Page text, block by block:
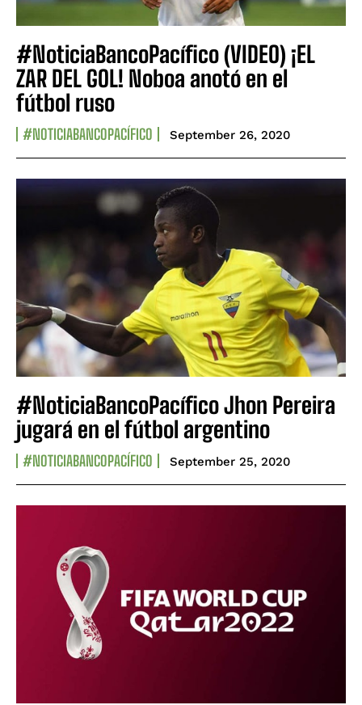
#NoticiaBancoPacífico (VIDEO) ¡EL
ZAR DEL GOL! Noboa anotó en el
fútbol ruso
#NOTICIABANCOPACÍFICO September 26, 2020
#NoticiaBancoPacífico Jhon Pereira
jugará en el fútbol argentino
#NOTICIABANCOPACÍFICO September 25, 2020